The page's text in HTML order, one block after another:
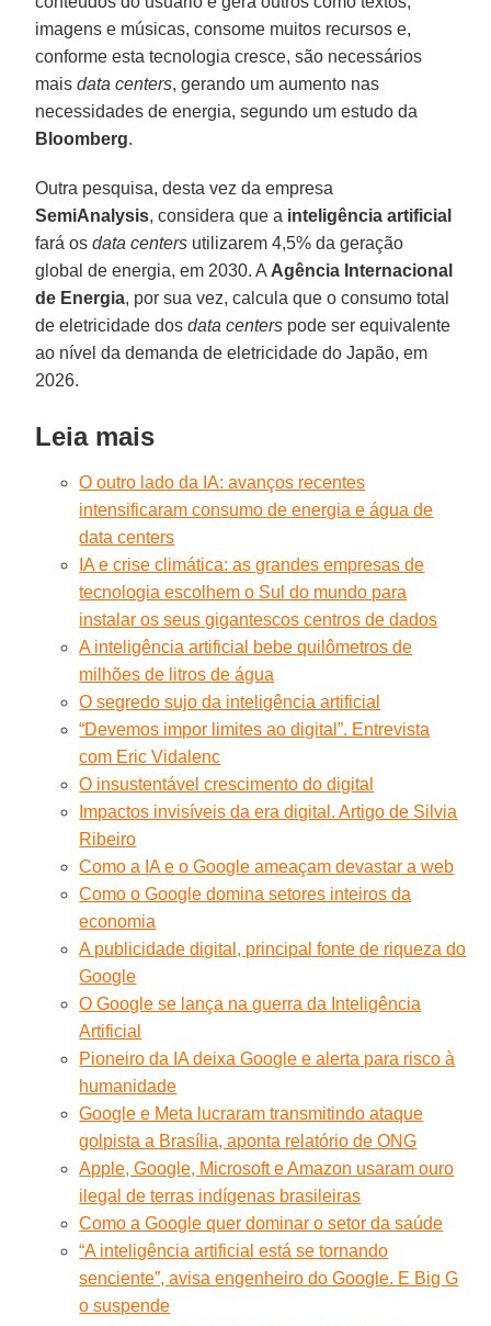
imagens e músicas, consome muitos recursos e,
conforme esta tecnologia cresce, são necessários
maisdata centers, gerando um aumento nas
necessidades de energia, segundo um estudo da
Bloomberg.
Outra pesquisa, desta vez da empresa
SemiAnalysis, considera que a inteligência artificial
fará osdata centers utilizarem 4,5% da geração
global de energia, em 2030. A Agência Internacional
de Energia, por sua vez, calcula que o consumo total
de eletricidade dosdata centers pode ser equivalente
ao nível da demanda de eletricidade do Japão, em
2026.
Leia mais
O outro lado da IA: avanços recentes
intensificaram consumo de energia e água de
data centers
IA e crise climática: as grandes empresas de
tecnologia escolhem o Sul do mundo para
instalar os seus gigantescos centros de dados
A inteligência artificial bebe quilômetros de
milhões de litros de água
O segredo sujo da inteligência artificial
“Devemos impor limites ao digital”. Entrevista
com Eric Vidalenc
O insustentável crescimento do digital
Impactos invisíveis da era digital. Artigo de Silvia
Ribeiro
Como a IA e o Google ameaçam devastar a web
Como o Google domina setores inteiros da
economia
A publicidade digital, principal fonte de riqueza do
Google
O Google se lança na guerra da Inteligência
Artificial
Pioneiro da IA deixa Google e alerta para risco à
humanidade
Google e Meta lucraram transmitindo ataque
golpista a Brasília, aponta relatório de ONG
Apple, Google, Microsoft e Amazon usaram ouro
ilegal de terras indígenas brasileiras
Como a Google quer dominar o setor da saúde
“A inteligência artificial está se tornando
senciente”, avisa engenheiro do Google. E Big G
o suspende